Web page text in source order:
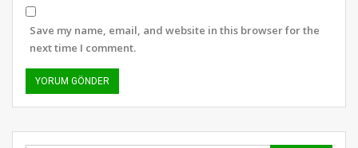
Save my name, email, and website in this browser for the
next time I comment.